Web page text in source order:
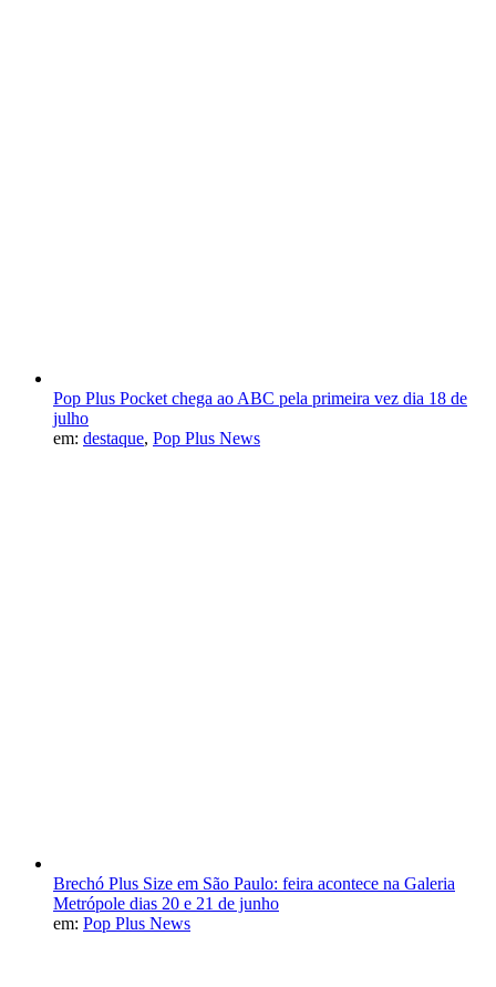
Pop Plus Pocket chega ao ABC pela primeira vez dia 18 de
julho
em: destaque, Pop Plus News
Brechó Plus Size em São Paulo: feira acontece na Galeria
Metrópole dias 20 e 21 de junho
em: Pop Plus News